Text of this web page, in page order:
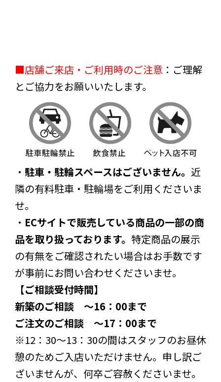
■店舗ご来店・ご利用時のご注意 ：ご理解
とご協力をお願いいたします。
・ 駐車・駐輪スペースはございません。 近
隣の有料駐車・駐輪場をご利用くださいま
せ。
・ ECサイトで販売している商品の一部の商
品を取り扱っております。 特定商品の展示
の有無をご確認されたい場合はお手数です
が事前にお問い合わせくださいませ。
【ご相談受付時間】
新築のご相談 ～16：00まで
ご注文のご相談 ～17：00まで
※12：30～13：30の間はスタッフのお昼休
憩のためご入店いただけません。申し訳ご
ざいませんが、何卒ご容赦くださいませ。